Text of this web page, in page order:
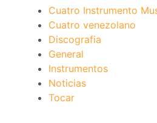
Cuatro Instrumento
Cuatro venezolano
Discografia
General
Instrumentos
Noticias
Tocar